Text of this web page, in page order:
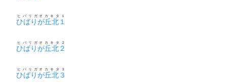
ひばりが丘北１
ヒバリガオカキタ１
ひばりが丘北２
ヒバリガオカキタ２
ひばりが丘北３
ヒバリガオカキタ３